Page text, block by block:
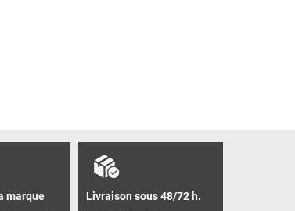
marque
Livraison sous 48/72 h.